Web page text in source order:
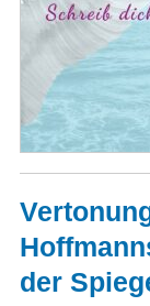
der